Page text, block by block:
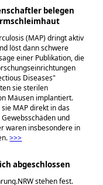
belegen
(MAP) dringt aktiv
löst dann schwere
einer Publikation, die
Diseases
sie sterilen
Mäusen implantiert.
MAP direkt in das
und
waren insbesondere in
>>>
abgeschlossen
stehen fest.